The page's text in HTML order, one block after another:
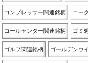
コンプレッサー関連銘柄 コー
コールセンター関連銘柄 ゴミ
ゴルフ関連銘柄 ゴールデンウ